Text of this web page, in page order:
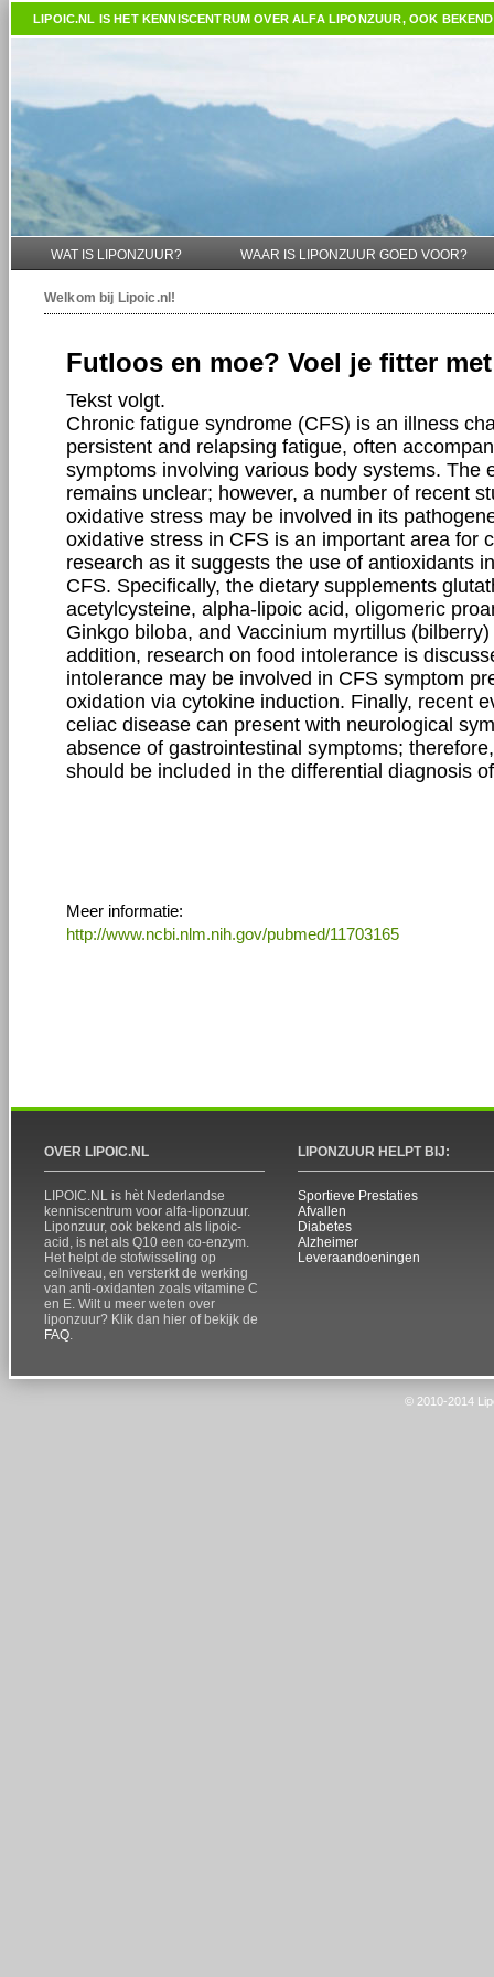
LIPOIC.NL IS HET KENNISCENTRUM OVER ALFA LIPONZUUR, OOK
WAT IS LIPONZUUR? WAAR IS LIPONZUUR GOED VOOR?
Welkom bij Lipoic.nl !
Futloos en moe? Voel je fitter
Tekst volgt.
Chronic fatigue syndrome (CFS) is an illness
persistent and relapsing fatigue, often
symptoms involving various body systems. The
remains unclear; however, a number of recent
oxidative stress may be involved in its
oxidative stress in CFS is an important area for
research as it suggests the use of antioxidants
CFS. Specifically, the dietary supplements
acetylcysteine, alpha-lipoic acid, oligomeric
Ginkgo biloba, and Vaccinium myrtillus
addition, research on food intolerance is
intolerance may be involved in CFS symptom
oxidation via cytokine induction. Finally, recent
celiac disease can present with neurological
absence of gastrointestinal symptoms;
should be included in the differential diagnosis
Meer informatie:
http://www.ncbi.nlm.nih.gov/pubmed/11703165
OVER LIPOIC.NL
LIPOIC.NL is hèt Nederlandse
kenniscentrum voor alfa-liponzuur.
Liponzuur, ook bekend als lipoic-
acid, is net als Q10 een co-enzym.
Het helpt de stofwisseling op
celniveau, en versterkt de werking
van anti-oxidanten zoals vitamine C
en E. Wilt u meer weten over
liponzuur? Klik dan hier of bekijk de
FAQ.
LIPONZUUR HELPT BIJ:
Sportieve Prestaties
Afvallen
Diabetes
Alzheimer
Leveraandoeningen
© 2010-2014